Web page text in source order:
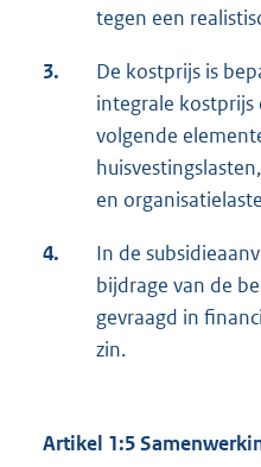
tegen een
3.
De kostprijs is
integrale kostprijs
volgende
en
4.
In de
bijdrage van de
gevraagd in
zin.
Artikel 1:5